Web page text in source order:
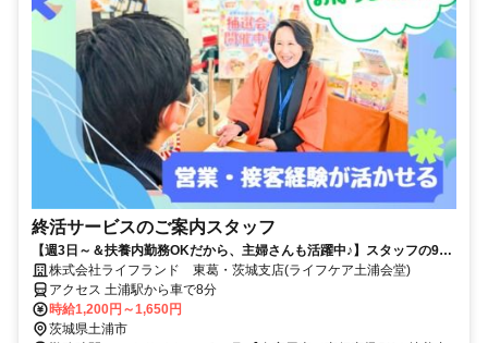
終活サービスのご案内スタッフ
【週3日～＆扶養内勤務OKだから、主婦さんも活躍中♪】スタッフの9割
が女性/子育てが落ち着いた方・社会復帰の方も大歓迎です◎/柔軟なシフ
ト体制・しっかりとしたサポート体制充実で働きやすさもバツグン/フル
タイム希望も大歓迎/マイカーでの直行直帰OK/営業・テレアポ・販売経
験者は即戦力/正社員登用実績もあり◎
株式会社ライフランド 東葛・茨城支店(ライフケア土浦会堂)
アクセス 土浦駅から車で8分
時給1,200円～1,650円
茨城県土浦市